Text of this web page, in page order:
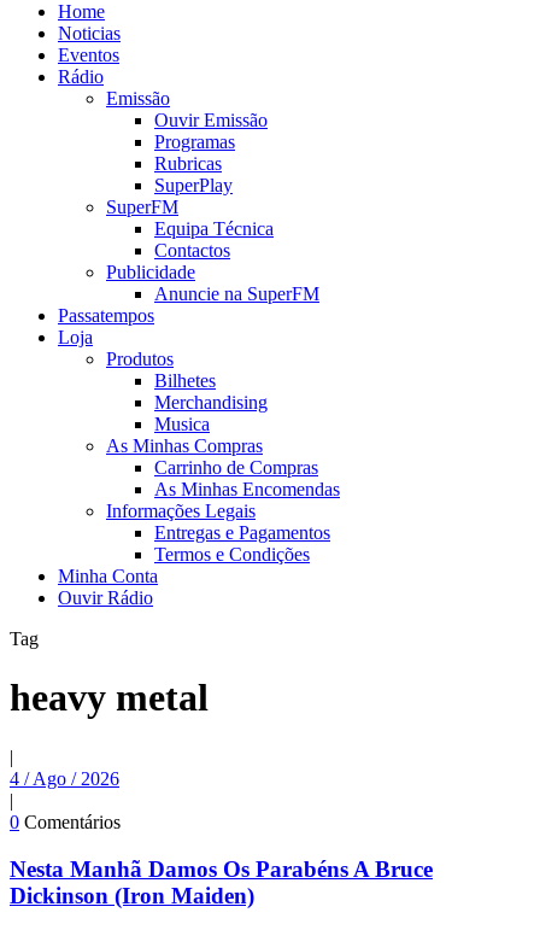
Home
Noticias
Eventos
Rádio
Emissão
Ouvir Emissão
Programas
Rubricas
SuperPlay
SuperFM
Equipa Técnica
Contactos
Publicidade
Anuncie na SuperFM
Passatempos
Loja
Produtos
Bilhetes
Merchandising
Musica
As Minhas Compras
Carrinho de Compras
As Minhas Encomendas
Informações Legais
Entregas e Pagamentos
Termos e Condições
Minha Conta
Ouvir Rádio
Tag
heavy metal
|
4 / Ago / 2026
|
0 Comentários
Nesta Manhã Damos Os Parabéns A Bruce
Dickinson (Iron Maiden)